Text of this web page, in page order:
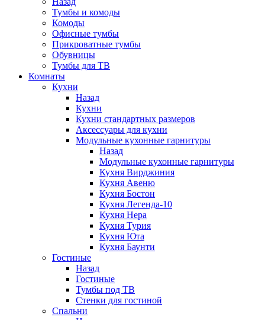
Тумбы и комоды
Комоды
Офисные тумбы
Прикроватные тумбы
Обувницы
Тумбы для ТВ
Комнаты
Кухни
Назад
Кухни
Кухни стандартных размеров
Аксессуары для кухни
Модульные кухонные гарнитуры
Назад
Модульные кухонные гарнитуры
Кухня Вирджиния
Кухня Авеню
Кухня Бостон
Кухня Легенда-10
Кухня Нера
Кухня Турия
Кухня Юта
Кухня Баунти
Гостиные
Назад
Гостиные
Тумбы под ТВ
Стенки для гостиной
Спальни